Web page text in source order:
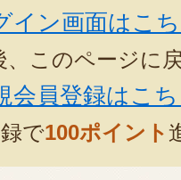
イン画面はこ
、このページに
会員登録はこ
録で100ポイント